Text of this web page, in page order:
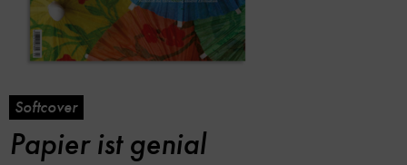
Softcover
Papier ist genial